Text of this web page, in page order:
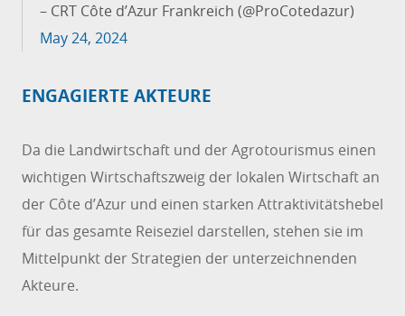
– CRT Côte d’Azur Frankreich (@ProCotedazur)
May 24, 2024
ENGAGIERTE AKTEURE
Da die Landwirtschaft und der Agrotourismus einen
wichtigen Wirtschaftszweig der lokalen Wirtschaft an
der Côte d’Azur und einen starken Attraktivitätshebel
für das gesamte Reiseziel darstellen, stehen sie im
Mittelpunkt der Strategien der unterzeichnenden
Akteure.